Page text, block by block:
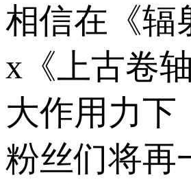
相信在《辐
x《上古卷
大作用力下
粉丝们将再